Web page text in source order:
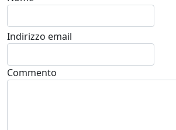
Indirizzo email
Commento